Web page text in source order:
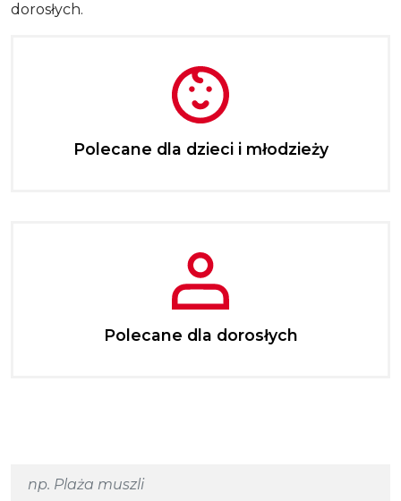
dorosłych.
Polecane dla dzieci i młodzieży
Polecane dla dorosłych